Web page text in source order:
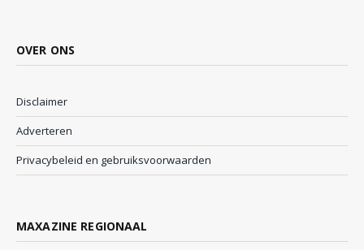
OVER ONS
Disclaimer
Adverteren
Privacybeleid en gebruiksvoorwaarden
MAXAZINE REGIONAAL